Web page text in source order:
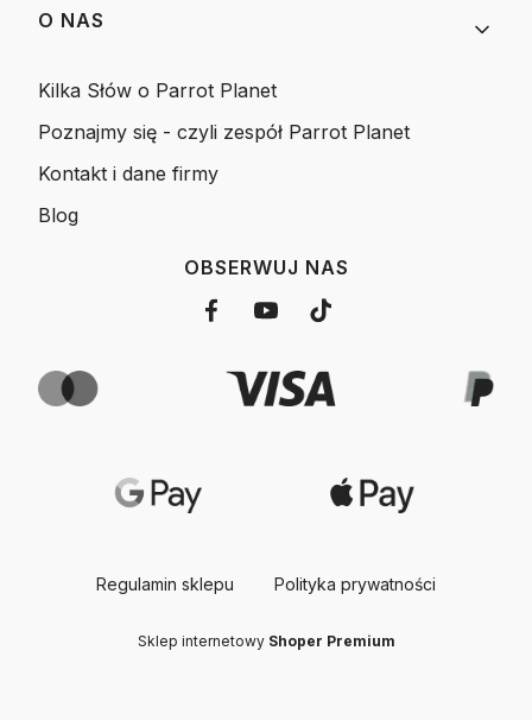
O NAS
Kilka Słów o Parrot Planet
Poznajmy się - czyli zespół Parrot Planet
Kontakt i dane firmy
Blog
OBSERWUJ NAS
Regulamin sklepu Polityka prywatności
Sklep internetowy Shoper Premium